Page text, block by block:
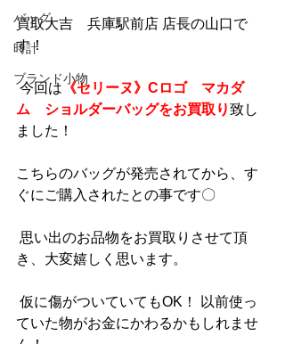
バッグ
時計
ブランド小物
買取大吉　兵庫駅前店 店長の山口で
す！
今回は 《セリーヌ》Cロゴ　マカダ
ム　ショルダーバッグをお買取り致し
ました！
こちらのバッグが発売されてから、す
ぐにご購入されたとの事です〇
思い出のお品物をお買取りさせて頂
き、大変嬉しく思います。
仮に傷がついていてもOK！ 以前使っ
ていた物がお金にかわるかもしれませ